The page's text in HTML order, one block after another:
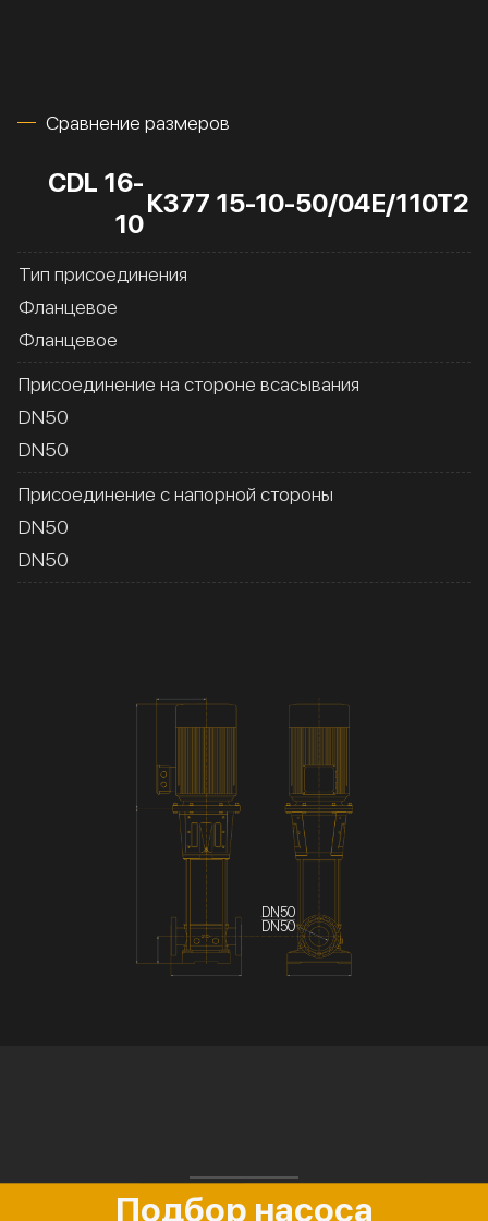
Сравнение размеров
CDL 16-
10
К377 15-10-50/04Е/110Т2
Тип присоединения
Фланцевое
Фланцевое
Присоединение на стороне всасывания
DN50
DN50
Присоединение с напорной стороны
DN50
DN50
DN50
DN50
Подбор насоса